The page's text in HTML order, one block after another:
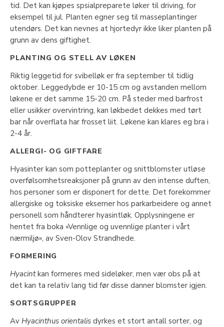
tid. Det kan kjøpes spsialpreparete løker til driving, for
eksempel til jul. Planten egner seg til masseplantinger
utendørs. Det kan nevnes at hjortedyr ikke liker planten på
grunn av dens giftighet.
PLANTING OG STELL AV LØKEN
Riktig leggetid for svibelløk er fra september til tidlig
oktober. Leggedybde er 10-15 cm og avstanden mellom
løkene er det samme 15-20 cm. På steder med barfrost
eller usikker overvintring, kan løkbedet dekkes med tørt
bar når overflata har frosset liit. Løkene kan klares eg bra i
2-4 år.
ALLERGI- OG GIFTFARE
Hyasinter kan som potteplanter og snittblomster utløse
overfølsomhetsreaksjoner på grunn av den intense duften,
hos personer som er disponert for dette. Det forekommer
allergiske og toksiske eksemer hos parkarbeidere og annet
personell som håndterer hyasintløk. Opplysningene er
hentet fra boka «Vennlige og uvennlige planter i vårt
nærmiljø», av Sven-Olov Strandhede.
FORMERING
Hyacintkan formeres med sideløker, men vær obs på at
det kan ta relativ lang tid før disse danner blomster igjen.
SORTSGRUPPER
Av Hyacinthus orientalis dyrkes et stort antall sorter, og